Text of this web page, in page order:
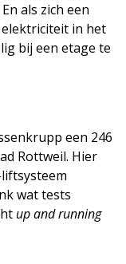
als zich een
in het
bij een etage te
een 246
Rottweil. Hier
wat tests
up and running